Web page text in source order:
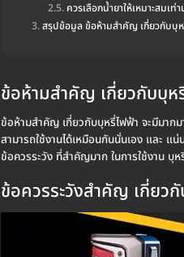
ควรเลือกน้ำยาให้เหมาะสมเท่
สรุปข้อมูล ข้อห้ามสำคัญ เกี่ยวกับบุ
ข้อห้ามสำคัญ เกี่ยวกับบุห
ข้อห้ามสำคัญ เกี่ยวกับบุหรี่ไฟฟ้า จะมีมาก
สามารถใช้งานได้เหมือนกันนั่นเอง และ แ
ข้อควรระวัง ที่สำคัญมาก ในการใช้งาน บุ
ข้อควรระวังสำคัญ เกี่ยว